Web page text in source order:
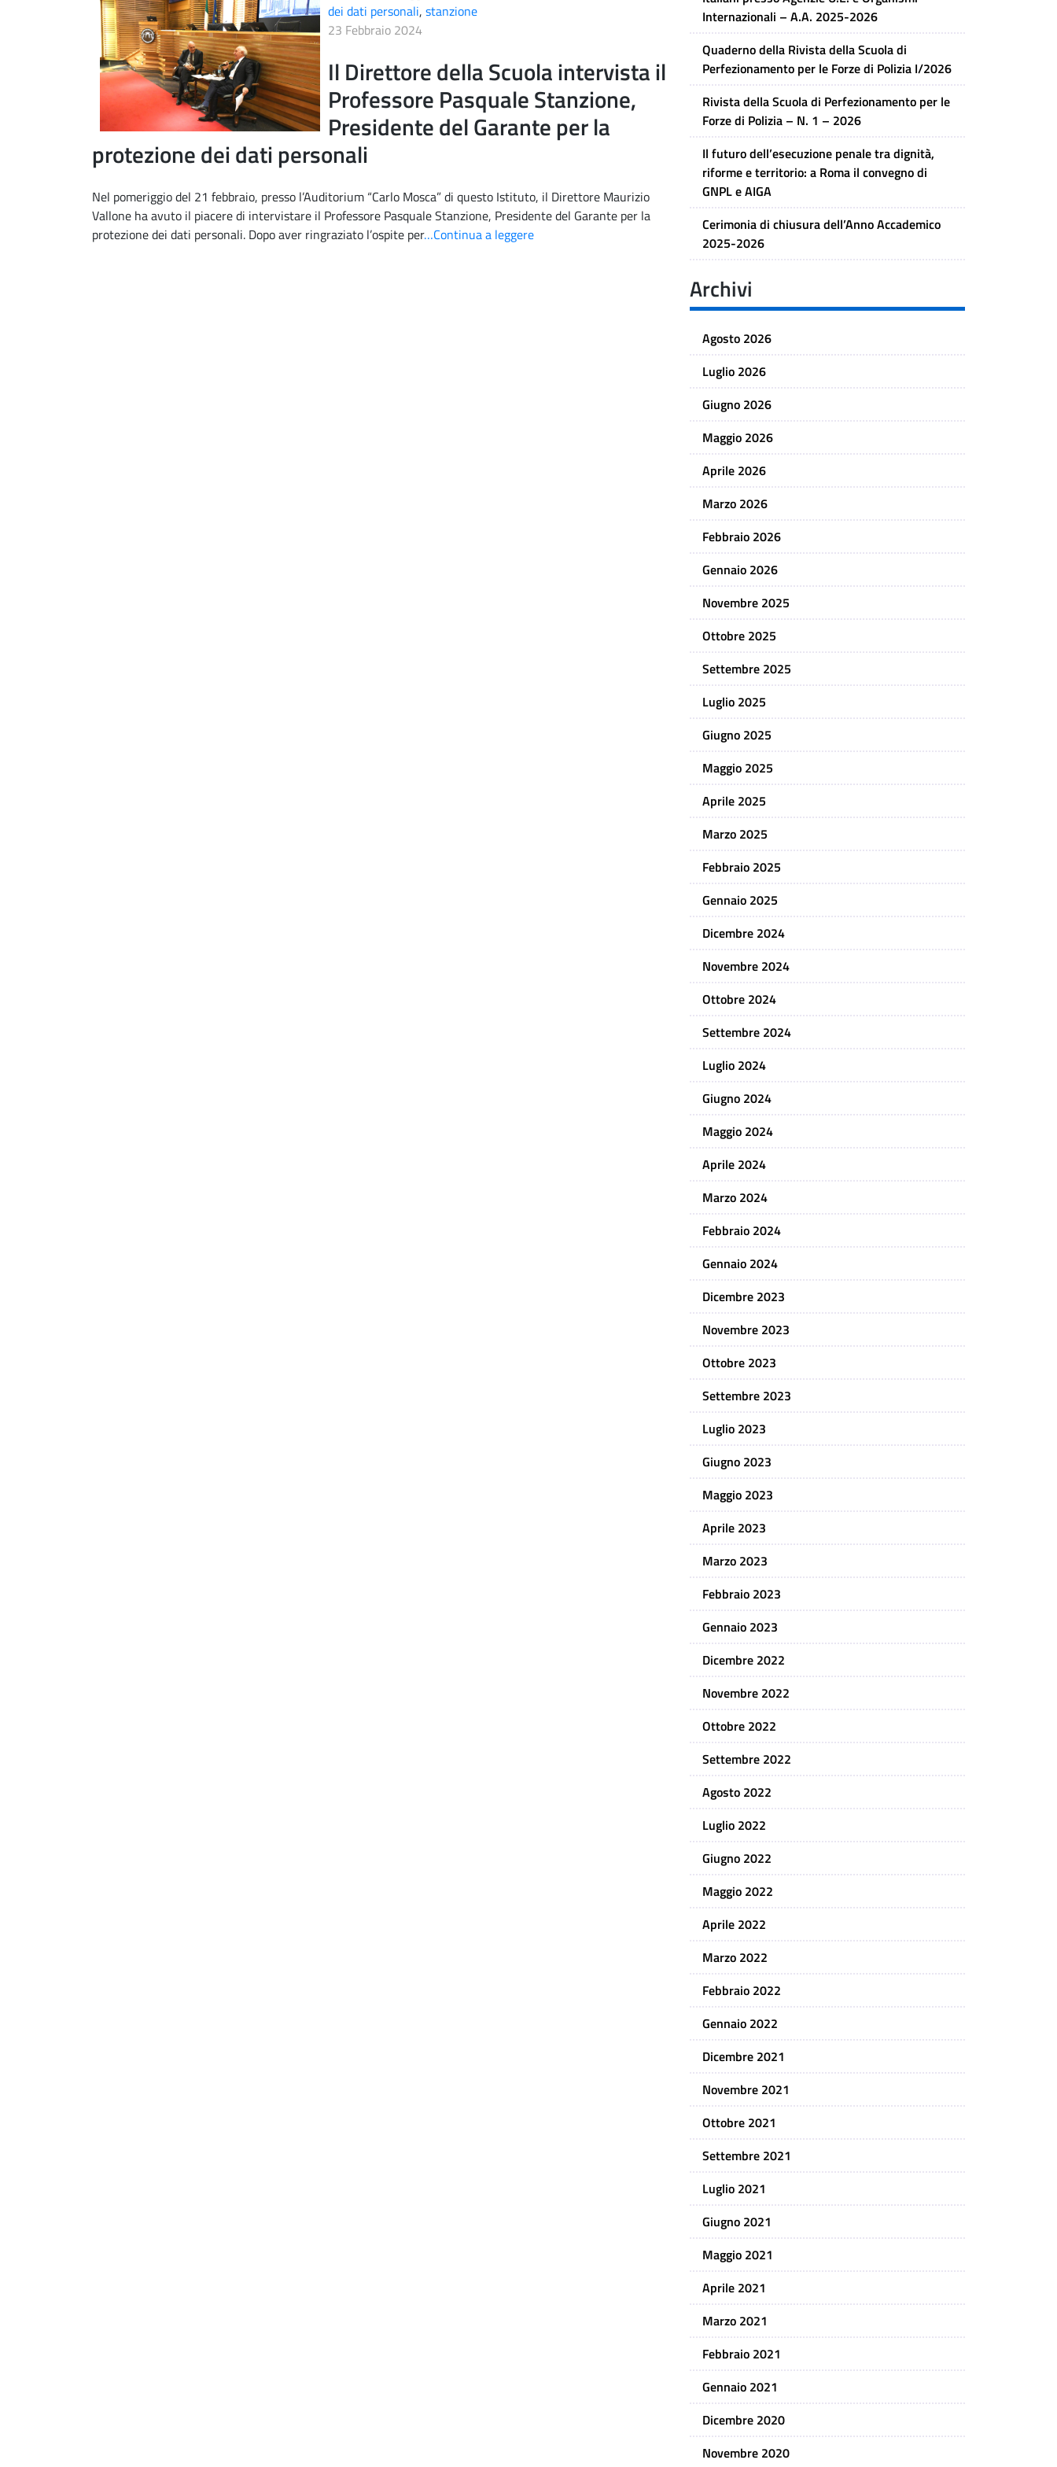
dei dati personali, stanzione
23 Febbraio 2024
Il Direttore della Scuola intervista il
Professore Pasquale Stanzione,
Presidente del Garante per la
protezione dei dati personali
Nel pomeriggio del 21 febbraio, presso l’Auditorium “Carlo Mosca” di questo Istituto, il Direttore Maurizio
Vallone ha avuto il piacere di intervistare il Professore Pasquale Stanzione, Presidente del Garante per la
protezione dei dati personali. Dopo aver ringraziato l’ospite per…Continua a leggere
Internazionali – A.A. 2025-2026
Quaderno della Rivista della Scuola di
Perfezionamento per le Forze di Polizia I/2026
Rivista della Scuola di Perfezionamento per le
Forze di Polizia – N. 1 – 2026
Il futuro dell’esecuzione penale tra dignità,
riforme e territorio: a Roma il convegno di
GNPL e AIGA
Cerimonia di chiusura dell’Anno Accademico
2025-2026
Archivi
Agosto 2026
Luglio 2026
Giugno 2026
Maggio 2026
Aprile 2026
Marzo 2026
Febbraio 2026
Gennaio 2026
Novembre 2025
Ottobre 2025
Settembre 2025
Luglio 2025
Giugno 2025
Maggio 2025
Aprile 2025
Marzo 2025
Febbraio 2025
Gennaio 2025
Dicembre 2024
Novembre 2024
Ottobre 2024
Settembre 2024
Luglio 2024
Giugno 2024
Maggio 2024
Aprile 2024
Marzo 2024
Febbraio 2024
Gennaio 2024
Dicembre 2023
Novembre 2023
Ottobre 2023
Settembre 2023
Luglio 2023
Giugno 2023
Maggio 2023
Aprile 2023
Marzo 2023
Febbraio 2023
Gennaio 2023
Dicembre 2022
Novembre 2022
Ottobre 2022
Settembre 2022
Agosto 2022
Luglio 2022
Giugno 2022
Maggio 2022
Aprile 2022
Marzo 2022
Febbraio 2022
Gennaio 2022
Dicembre 2021
Novembre 2021
Ottobre 2021
Settembre 2021
Luglio 2021
Giugno 2021
Maggio 2021
Aprile 2021
Marzo 2021
Febbraio 2021
Gennaio 2021
Dicembre 2020
Novembre 2020